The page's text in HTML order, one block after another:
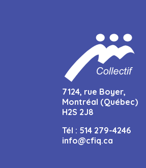
7124, rue Boyer,
Montréal (Québec)
H2S 2J8
Tél : 514 279-4246
info@cfiq.ca